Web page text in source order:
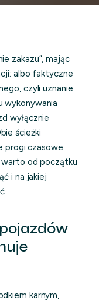
zakazu”, mając
albo faktyczne
czyli uznanie
wykonywania
wyłącznie
ścieżki
progi czasowe
warto od początku
i na jakiej
karnym,